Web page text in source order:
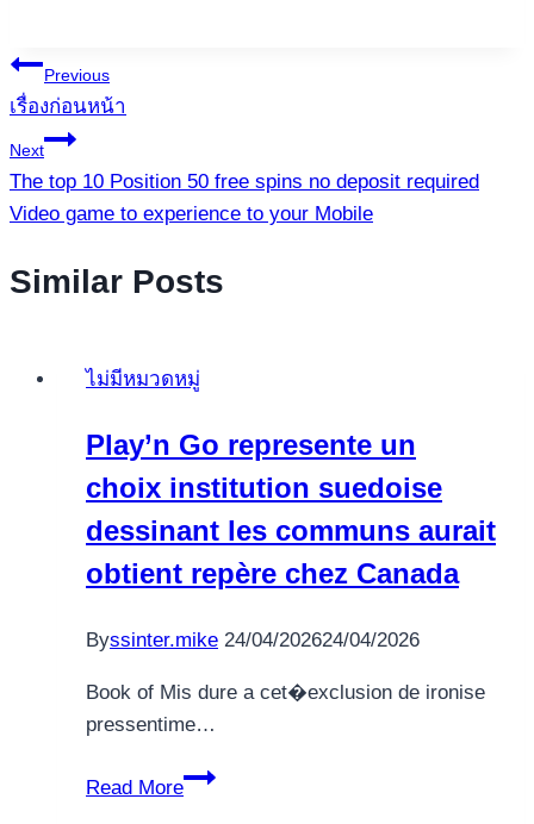
แนะแนว
เรื่อง
Previous
เรื่องก่อนหน้า
Next
The top 10 Position 50 free spins no deposit required
Video game to experience to your Mobile
Similar Posts
ไม่มีหมวดหมู่
Play’n Go represente un
choix institution suedoise
dessinant les communs aurait
obtient repère chez Canada
Byssinter.mike 24/04/202624/04/2026
Book of Mis dure a cet�exclusion de ironise
pressentime…
Read More
Play’n